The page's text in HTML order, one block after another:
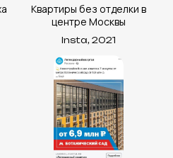
Квартиры без отделки в
центре Москвы
Insta, 2021